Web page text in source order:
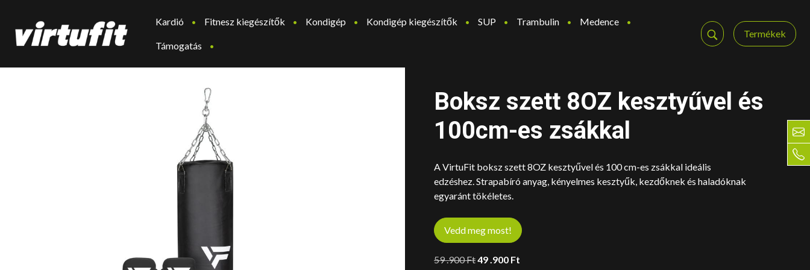
Kardió Fitnesz kiegészítők Kondigép Kondigép kiegészítők SUP Trambulin Medence
Támogatás
Termékek
Boksz szett 8OZ kesztyűvel és
100cm-es zsákkal
A VirtuFit boksz szett 8OZ kesztyűvel és 100 cm-es zsákkal ideális
edzéshez. Strapabíró anyag, kényelmes kesztyűk, kezdőknek és haladóknak
egyaránt tökéletes.
Vedd meg most!
59 .900FtOriginal
49 .900 Ft